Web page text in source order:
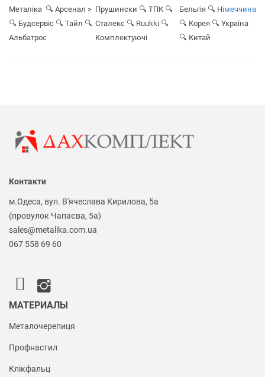
Металіка 🔍 Арсенал >
🔍 Будсервіс 🔍 Тайл 🔍
Альбатрос
Прушински 🔍 ТПК 🔍
Сталекс 🔍 Ruukki 🔍
Комплектуючі
Бельгія 🔍 Німеччина
🔍 Корея 🔍 Україна
🔍 Китай
Контакти
м.Одеса, вул. В'ячеслава Кирилова, 5а
(провулок Чапаєва, 5а)
sales@metalika.com.ua
067 558 69 60
МАТЕРИАЛЫ
Металочерепиця
Профнастил
Клікфальц